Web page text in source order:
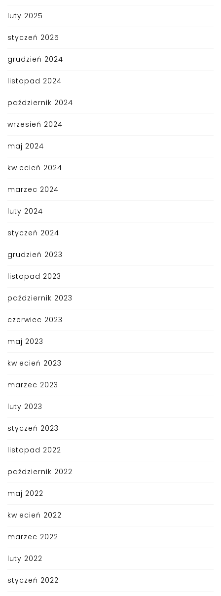
luty 2025
styczeń 2025
grudzień 2024
listopad 2024
październik 2024
wrzesień 2024
maj 2024
kwiecień 2024
marzec 2024
luty 2024
styczeń 2024
grudzień 2023
listopad 2023
październik 2023
czerwiec 2023
maj 2023
kwiecień 2023
marzec 2023
luty 2023
styczeń 2023
listopad 2022
październik 2022
maj 2022
kwiecień 2022
marzec 2022
luty 2022
styczeń 2022